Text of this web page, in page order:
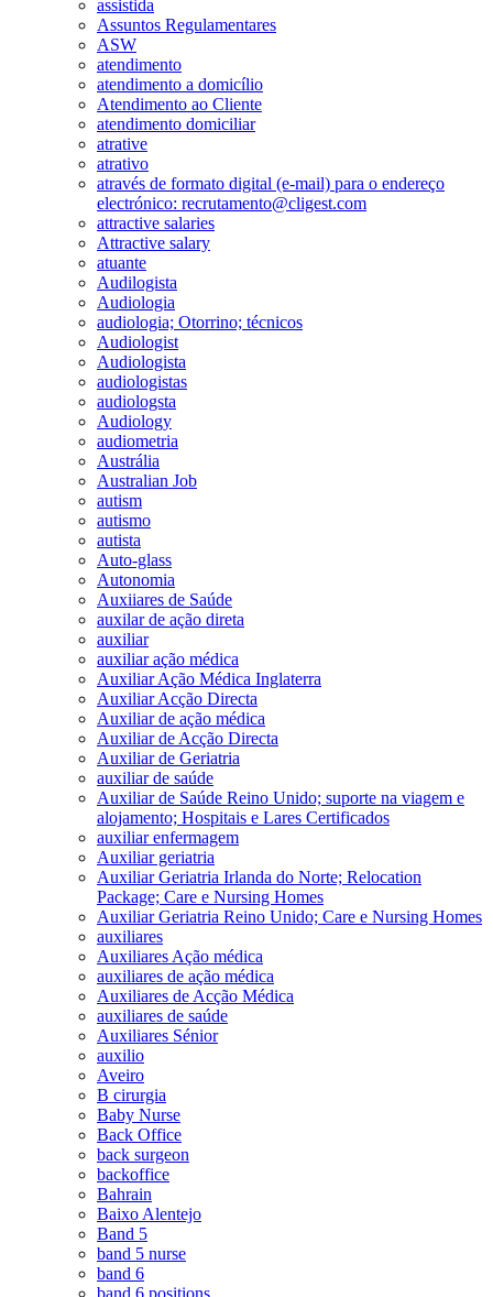
assistida
Assuntos Regulamentares
ASW
atendimento
atendimento a domicílio
Atendimento ao Cliente
atendimento domiciliar
atrative
atrativo
através de formato digital (e-mail) para o endereço
electrónico: recrutamento@cligest.com
attractive salaries
Attractive salary
atuante
Audilogista
Audiologia
audiologia; Otorrino; técnicos
Audiologist
Audiologista
audiologistas
audiologsta
Audiology
audiometria
Austrália
Australian Job
autism
autismo
autista
Auto-glass
Autonomia
Auxiiares de Saúde
auxilar de ação direta
auxiliar
auxiliar ação médica
Auxiliar Ação Médica Inglaterra
Auxiliar Acção Directa
Auxiliar de ação médica
Auxiliar de Acção Directa
Auxiliar de Geriatria
auxiliar de saúde
Auxiliar de Saúde Reino Unido; suporte na viagem e
alojamento; Hospitais e Lares Certificados
auxiliar enfermagem
Auxiliar geriatria
Auxiliar Geriatria Irlanda do Norte; Relocation
Package; Care e Nursing Homes
Auxiliar Geriatria Reino Unido; Care e Nursing Homes
auxiliares
Auxiliares Ação médica
auxiliares de ação médica
Auxiliares de Acção Médica
auxiliares de saúde
Auxiliares Sénior
auxilio
Aveiro
B cirurgia
Baby Nurse
Back Office
back surgeon
backoffice
Bahrain
Baixo Alentejo
Band 5
band 5 nurse
band 6
band 6 positions